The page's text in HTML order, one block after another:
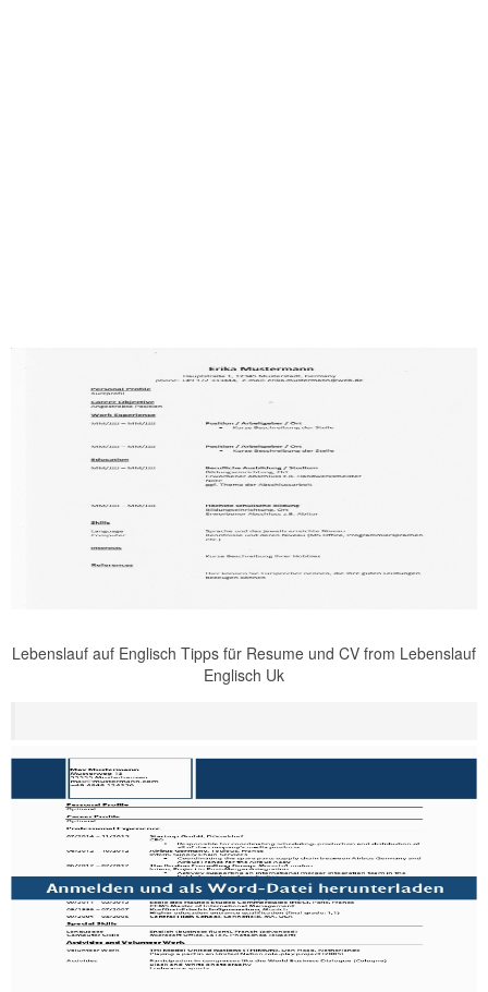
Lebenslauf auf Englisch Tipps für Resume und CV from Lebenslauf
Englisch Uk